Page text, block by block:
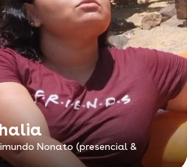
Nonato (presencial &